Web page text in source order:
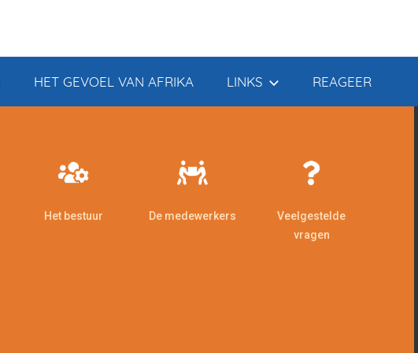
HET GEVOEL VAN AFRIKA LINKS REAGEER
Het bestuur De medewerkers
Veelgestelde
vragen